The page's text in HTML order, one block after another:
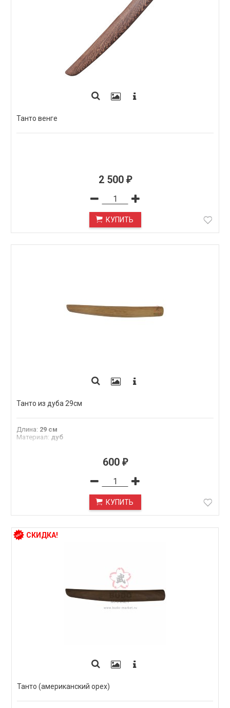
Танто венге
2 500 ₽
КУПИТЬ
Танто из дуба 29см
Длина: 29 см
Материал: дуб
600 ₽
КУПИТЬ
СКИДКА!
Танто (американский орех)